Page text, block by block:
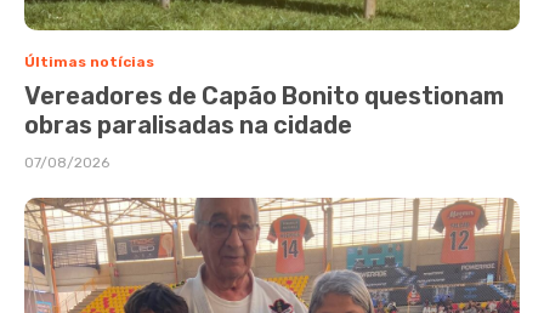
Últimas notícias
Vereadores de Capão Bonito questionam
obras paralisadas na cidade
07/08/2026